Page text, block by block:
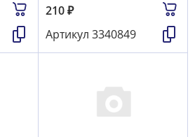
210₽
Артикул 3340849